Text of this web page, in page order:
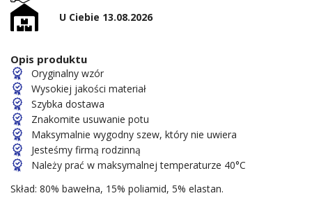
U Ciebie 13.08.2026
Opis produktu
Oryginalny wzór
Wysokiej jakości materiał
Szybka dostawa
Znakomite usuwanie potu
Maksymalnie wygodny szew, który nie uwiera
Jesteśmy firmą rodzinną
Należy prać w maksymalnej temperaturze 40°C
Skład: 80% bawełna, 15% poliamid, 5% elastan.